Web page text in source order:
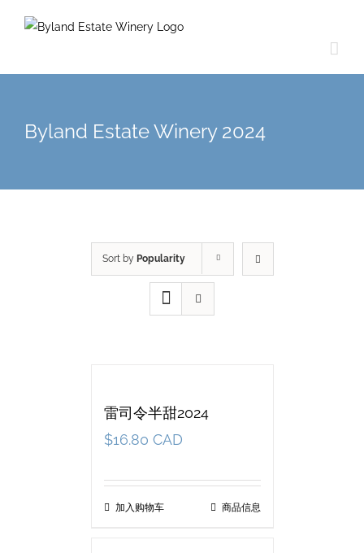
Byland Estate Winery 2024
Sort by Popularity
雷司令半甜2024
$16.80 CAD
加入购物车 商品信息